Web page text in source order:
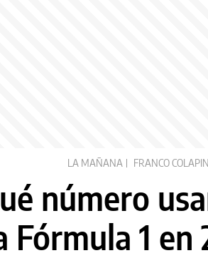
LA MAÑANA FRANCO
número
Fórmula 1 en